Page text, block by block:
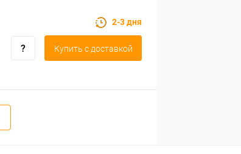
2-3 дня
Купить c доставкой